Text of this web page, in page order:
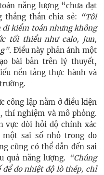
năng lượng “chưa đạt
thẳng thắn chia sẻ: “Tôi
kiểm toán nhưng không
tối thiểu như calo, jun,
Điều này phản ánh một
bài bản trên lý thuyết,
nền tảng thực hành và
công lập nằm ở điều kiện
thí nghiệm và mô phỏng.
vực đòi hỏi độ chính xác
sai số nhỏ trong đo
cũng có thể dẫn đến sai
quả năng lượng. “Chúng
đo nhiệt độ lò thép, chỉ